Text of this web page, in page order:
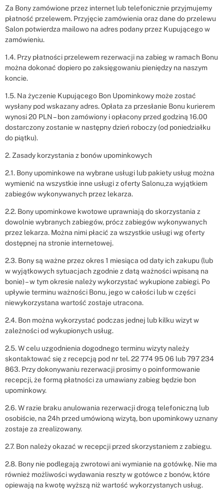
Za Bony zamówione przez internet lub telefonicznie przyjmujemy
płatność przelewem. Przyjęcie zamówienia oraz dane do przelewu
Salon potwierdza mailowo na adres podany przez Kupującego w
zamówieniu.
1.4. Przy płatności przelewem rezerwacji na zabieg w ramach Bonu
można dokonać dopiero po zaksięgowaniu pieniędzy na naszym
koncie.
1.5. Na życzenie Kupującego Bon Upominkowy może zostać
wysłany pod wskazany adres. Opłata za przesłanie Bonu kurierem
wynosi 20 PLN – bon zamówiony i opłacony przed godziną 16.00
dostarczony zostanie w następny dzień roboczy (od poniedziałku
do piątku).
2. Zasady korzystania z bonów upominkowych
2.1. Bony upominkowe na wybrane usługi lub pakiety usług można
wymienić na wszystkie inne usługi z oferty Salonu,za wyjątkiem
zabiegów wykonywanych przez lekarza.
2.2. Bony upominkowe kwotowe uprawniają do skorzystania z
dowolnie wybranych zabiegów, prócz zabiegów wykonywanych
przez lekarza. Można nimi płacić za wszystkie usługi wg oferty
dostępnej na stronie internetowej.
2.3. Bony są ważne przez okres 1 miesiąca od daty ich zakupu (lub
w wyjątkowych sytuacjach zgodnie z datą ważności wpisaną na
bonie) – w tym okresie należy wykorzystać wykupione zabiegi. Po
upływie terminu ważności Bonu, jego w całości lub w części
niewykorzystana wartość zostaje utracona.
2.4. Bon można wykorzystać podczas jednej lub kilku wizyt w
zależności od wykupionych usług.
2.5. W celu uzgodnienia dogodnego terminu wizyty należy
skontaktować się z recepcją pod nr tel. 22 774 95 06 lub 797 234
863. Przy dokonywaniu rezerwacji prosimy o poinformowanie
recepcji, że formą płatności za umawiany zabieg będzie bon
upominkowy.
2.6. W razie braku anulowania rezerwacji drogą telefoniczną lub
osobiście, na 24h przed umówioną wizytą, bon upominkowy uznany
zostaje za zrealizowany.
2.7. Bon należy okazać w recepcji przed skorzystaniem z zabiegu.
2.8. Bony nie podlegają zwrotowi ani wymianie na gotówkę. Nie ma
również możliwości wydawania reszty w gotówce z bonów, które
opiewają na kwotę wyższą niż wartość wykorzystanych usług.